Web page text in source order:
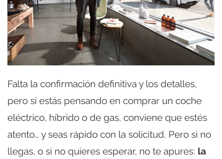
Falta la confirmación definitiva y los detalles,
pero si estás pensando en comprar un coche
eléctrico, híbrido o de gas, conviene que estés
atento… y seas rápido con la solicitud. Pero si no
llegas, o si no quieres esperar, no te apures: la